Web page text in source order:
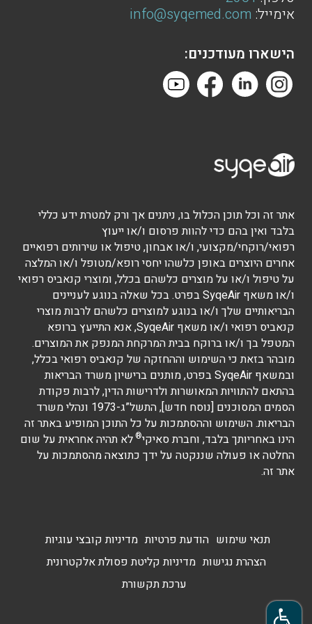
פתח סרגל נגישות
אימייל: info@syqemed.com
הישארו מעודכנים:
אתר זה וכל תוכן הכלול בו, ניתנים אך ורק למטרת ידע כללי
בלבד ואין בהם כדי להוות פרסום ו/או ייעוץ
רפואי/רוקחי/מקצועי, ו/או אבחון, טיפול או שירותים רפואיים
אחרים היוצרים באופן כלשהו יחסי רופא/מטופל ו/או המלצה
על טיפול ו/או על מוצרים כלשהם בכלל, ומוצרי קנאביס רפואי
ו/או משאף SyqeAir בפרט. בכל שאלה בנוגע לעניינים
הבריאותיים שלך ו/או בנוגע למוצרים כלשהם לרבות מוצרי
קנאביס רפואי ו/או משאף SyqeAir, אנא התייעץ ברופא
המטפל בך ו/או ברוקח בבית המרקחת המנפק את המוצרים.
מובהר בזאת כי השימוש וההחזקה של קנאביס רפואי בכלל,
ובמשאף SyqeAir בפרט, מותנים ברישיון משרד הבריאות
בהתאם להתוויות המאושרות ולדרישות הדין, לרבות פקודת
הסמים המסוכנים [נוסח חדש], התשל”ג-1973 ונהלי משרד
הבריאות. השימוש וההסתמכות על כל התוכן המופיע באתר זה
הינו באחריותך בלבד, וחברת סאיקי® לא תהיה אחראית על שום
החלטה או פעולה שננקטה על ידך כתוצאה מהסתמכות על
אתר זה.
תנאי שימוש הודעת פרטיות מדיניות קובצי עוגיות
הצהרת נגישות מדיניות קליטת פסולת אלקטרונית
ערכת תקשורת